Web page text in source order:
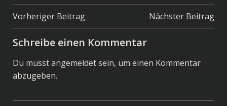
Post
navigation
Vorheriger Beitrag
Post
navigation
Nächster Beitrag
Schreibe einen Kommentar
Du musstangemeldetsein, um einen Kommentar
abzugeben.